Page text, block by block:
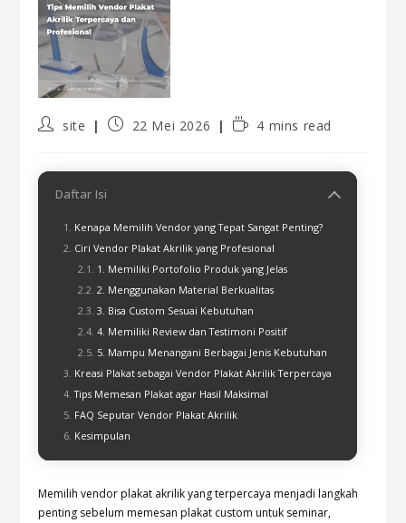
site 22 Mei 2026 4 mins read
Daftar Isi
Kenapa Memilih Vendor yang Tepat Sangat Penting?
Ciri Vendor Plakat Akrilik yang Profesional
1. Memiliki Portofolio Produk yang Jelas
2. Menggunakan Material Berkualitas
3. Bisa Custom Sesuai Kebutuhan
4. Memiliki Review dan Testimoni Positif
5. Mampu Menangani Berbagai Jenis Kebutuhan
Kreasi Plakat sebagai Vendor Plakat Akrilik Terpercaya
Tips Memesan Plakat agar Hasil Maksimal
FAQ Seputar Vendor Plakat Akrilik
Kesimpulan
Memilih vendor plakat akrilik yang terpercaya menjadi langkah
penting sebelum memesan plakat custom untuk seminar,